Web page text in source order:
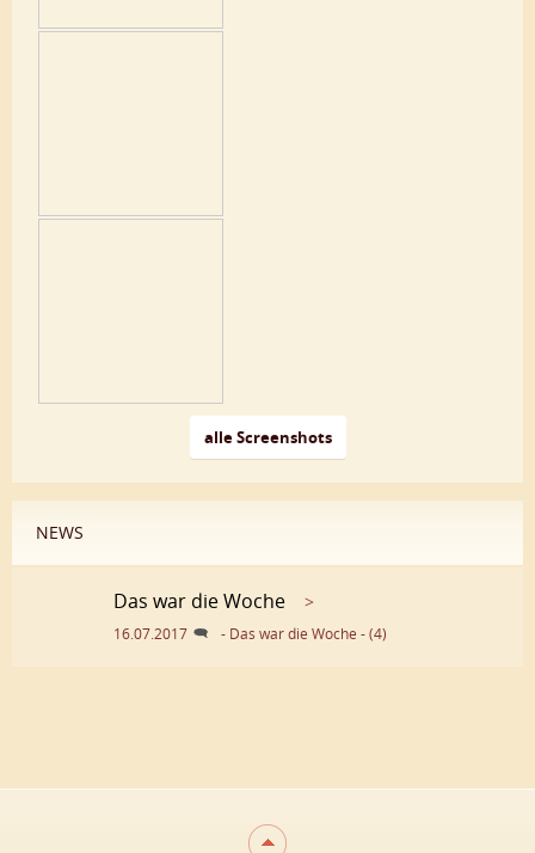
alle Screenshots
NEWS
Das war die Woche >
16.07.2017 - Das war die Woche - (4)